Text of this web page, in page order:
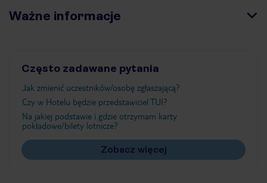
Ważne informacje
Często zadawane pytania
Jak zmienić uczestników/osobę zgłaszającą?
Czy w Hotelu będzie przedstawiciel TUI?
Na jakiej podstawie i gdzie otrzymam karty
pokładowe/bilety lotnicze?
Zobacz więcej